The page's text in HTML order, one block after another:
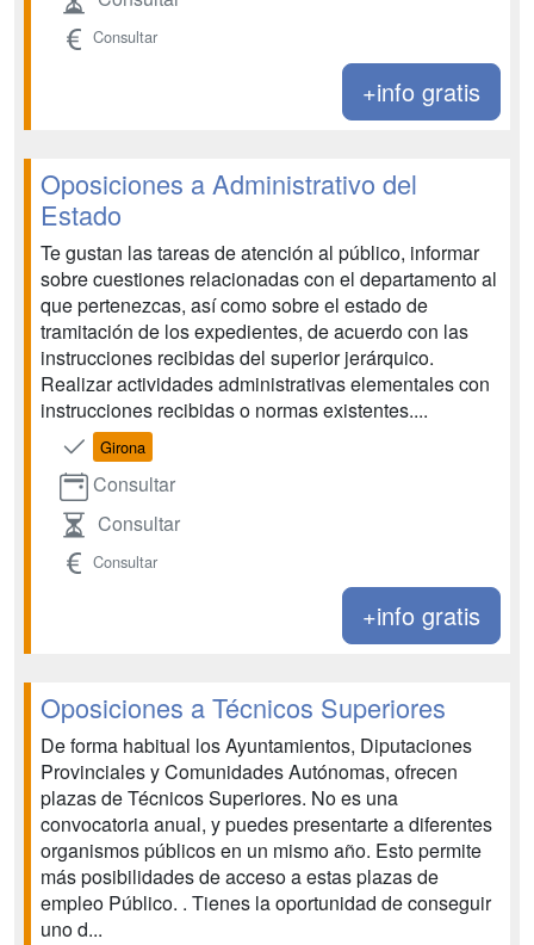
Consultar
+info gratis
Oposiciones a Administrativo del
Estado
Te gustan las tareas de atención al público, informar
sobre cuestiones relacionadas con el departamento al
que pertenezcas, así como sobre el estado de
tramitación de los expedientes, de acuerdo con las
instrucciones recibidas del superior jerárquico.
Realizar actividades administrativas elementales con
instrucciones recibidas o normas existentes....
Girona
Consultar
Consultar
Consultar
+info gratis
Oposiciones a Técnicos Superiores
De forma habitual los Ayuntamientos, Diputaciones
Provinciales y Comunidades Autónomas, ofrecen
plazas de Técnicos Superiores. No es una
convocatoria anual, y puedes presentarte a diferentes
organismos públicos en un mismo año. Esto permite
más posibilidades de acceso a estas plazas de
empleo Público. . Tienes la oportunidad de conseguir
uno d...